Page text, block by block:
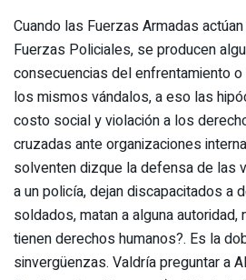
Cuando las Fuerzas Armadas
Fuerzas Policiales, se producen
consecuencias del enfrentamiento
los mismos vándalos, a eso las
costo social y violación a los
cruzadas ante organizaciones
solventen dizque la defensa de las
a un policía, dejan discapacitados a
soldados, matan a alguna
tienen derechos humanos?. Es la
sinvergüenzas. Valdría preguntar a